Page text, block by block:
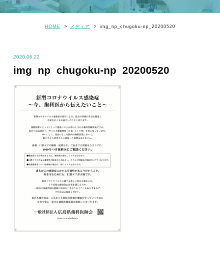
HOME メディア img_np_chugoku-np_20200520
2020.06.22
img_np_chugoku-np_20200520